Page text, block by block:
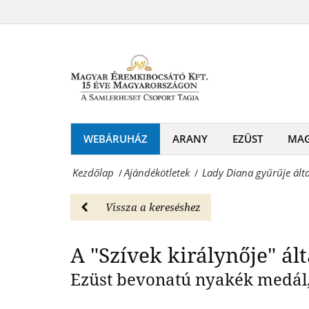
által
ékszerek
-
Ajándékötletek
Magyar
Kft.
-
WEBÁRUHÁZ ARANY EZÜST
Kezdőlap /Ajándékötletek / Lady Diana gyűrűje
Vissza a kereséshez
A "Szívek királynője"
Ezüst bevonatú nyakék
A "Szívek
Éremkibocsátó
emlékérmek
forgalmazója!